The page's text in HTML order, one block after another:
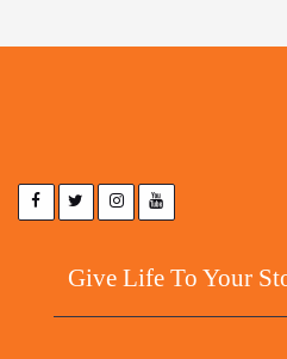
Give Life To Your